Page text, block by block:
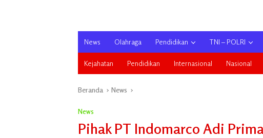
News Olahraga Pendidikan TNI – POLRI
Kejahatan Pendidikan Internasional Nasional
Beranda News
News
Pihak PT Indomarco Adi